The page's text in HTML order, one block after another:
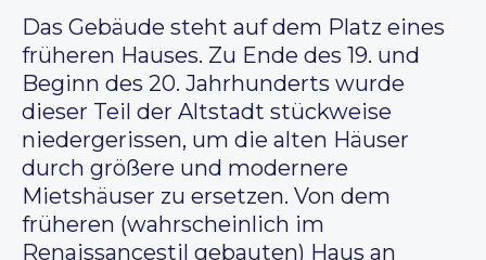
Das Gebäude steht auf dem Platz eines
früheren Hauses. Zu Ende des 19. und
Beginn des 20. Jahrhunderts wurde
dieser Teil der Altstadt stückweise
niedergerissen, um die alten Häuser
durch größere und modernere
Mietshäuser zu ersetzen. Von dem
früheren (wahrscheinlich im
Renaissancestil gebauten) Haus an